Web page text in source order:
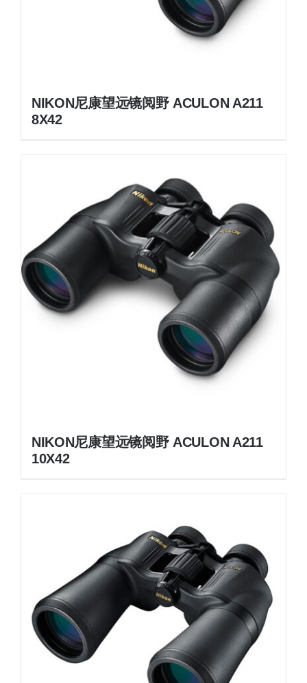
NIKON尼康望远镜阅野 ACULON A211
8X42
NIKON尼康望远镜阅野 ACULON A211
10X42